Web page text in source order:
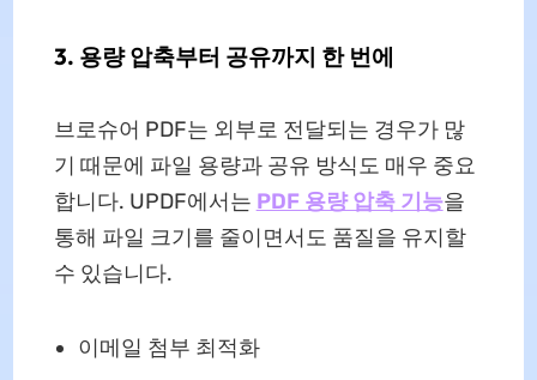
3. 용량 압축부터 공유까지 한 번에
브로슈어 PDF는 외부로 전달되는 경우가 많
기 때문에 파일 용량과 공유 방식도 매우 중요
합니다. UPDF에서는 PDF 용량 압축 기능을
통해 파일 크기를 줄이면서도 품질을 유지할
수 있습니다.
이메일 첨부 최적화